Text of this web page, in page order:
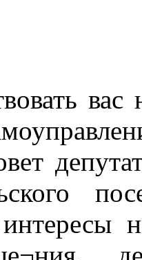
интересы